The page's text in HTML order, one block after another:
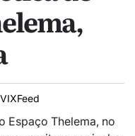
Espaço Thelema, no